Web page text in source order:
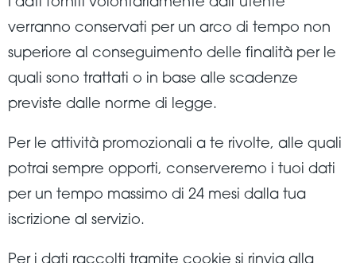
I dati forniti volontariamente dall’utente
verranno conservati per un arco di tempo non
superiore al conseguimento delle finalità per le
quali sono trattati o in base alle scadenze
previste dalle norme di legge.
Per le attività promozionali a te rivolte, alle quali
potrai sempre opporti, conserveremo i tuoi dati
per un tempo massimo di 24 mesi dalla tua
iscrizione al servizio.